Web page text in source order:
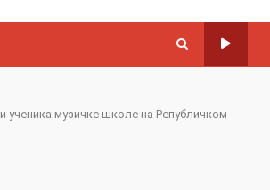
ученика музичке школе на Републичком